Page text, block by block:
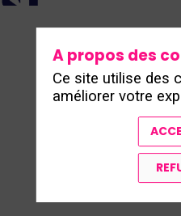
A propos des
Ce site utilise des
améliorer votre